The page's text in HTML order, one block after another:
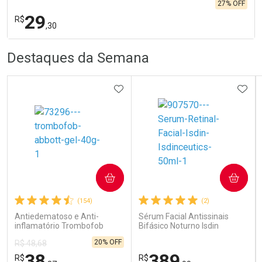
R$29,30
27% OFF
Laboratório
Comprar sem Desconto
Por R$ 29,30/cada
Por Menos
Comprar sem Desconto
Por R$ 29,30/cada
Destaques da Semana
(154)
Antiedematoso e Anti-
inflamatório Trombofob
R$ 48,68
R$
20% OFF
ADICIONAR AOS FAVORITOS
COMPRAR
(2)
Sérum Facial Antissinais
Bifásico Noturno Isdin
R$
COMPRAR